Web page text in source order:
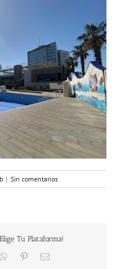
| Sin comentarios
Tu Plataforma!
WhatsApp
PinterestCorreo